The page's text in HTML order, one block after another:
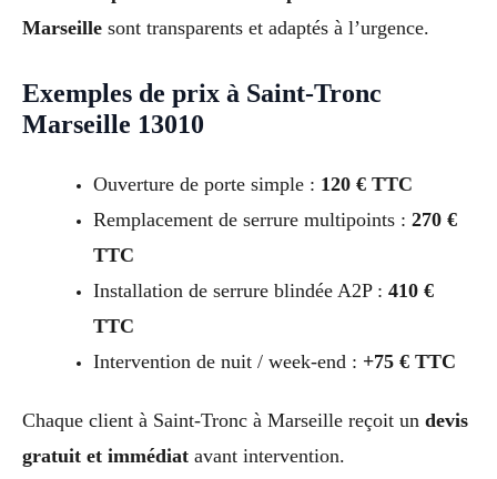
Marseille sont transparents et adaptés à l’urgence.
Exemples de prix à Saint-Tronc
Marseille 13010
Ouverture de porte simple : 120 € TTC
Remplacement de serrure multipoints : 270 €
TTC
Installation de serrure blindée A2P : 410 €
TTC
Intervention de nuit / week-end : +75 € TTC
Chaque client à Saint-Tronc à Marseille reçoit un devis
gratuit et immédiat avant intervention.